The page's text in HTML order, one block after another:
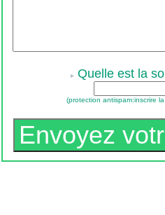
Quelle est la
(protection antispam:inscrire